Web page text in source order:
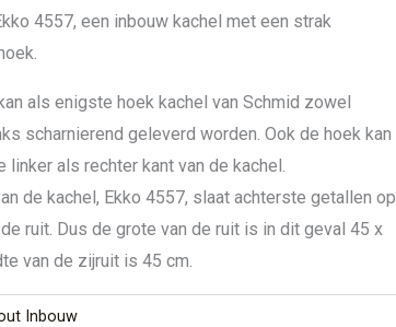
4557, een inbouw kachel met een strak
als enigste hoek kachel van Schmid zowel
scharnierend geleverd worden. Ook de hoek kan
linker als rechter kant van de kachel.
de kachel, Ekko 4557, slaat achterste getallen op
ruit. Dus de grote van de ruit is in dit geval 45 x
van de zijruit is 45 cm.
Inbouw